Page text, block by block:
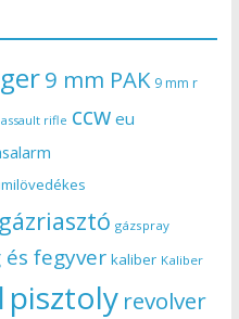
9 mm PAK 9 mm r
assault rifle ccw eu
gázriasztó gázspray
és fegyver kaliber Kaliber
pisztoly revolver